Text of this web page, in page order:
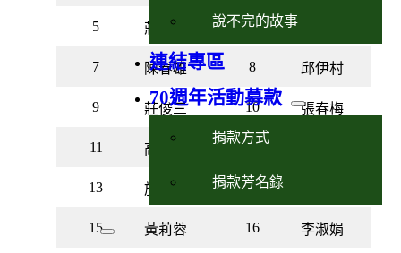
說不完的故事
連結專區
70週年活動募款
捐款方式
捐款芳名錄
5 莊晴惠 6
7 陳春雄 8 邱伊村
9 莊俊三 10 張春梅
11 高素勤 12
13 施雲娥 14
15 黃莉蓉 16 李淑娟